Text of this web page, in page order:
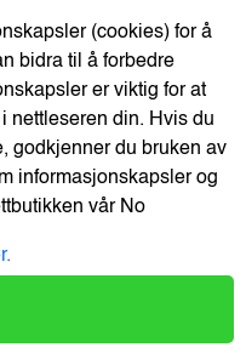
på lager.
Kjøp
/325-62
(cookies) for å
bidra til å forbedre
er viktig for at
nettleseren din. Hvis du
godkjenner du bruken av
informasjonskapsler og
vårNo